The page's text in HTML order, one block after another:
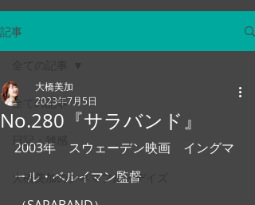
記事
全ての記事
日記・雑感
大橋美加のシネマフル・デイズ
No.280『サラバンド』
大橋美加
2023年7月5日
2003年　スウェーデン映画　イングマ
ール・ベルイマン監督